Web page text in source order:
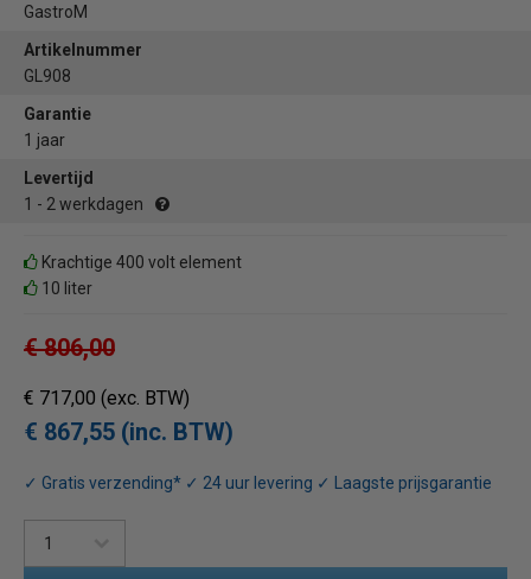
GastroM
Artikelnummer
GL908
Garantie
1 jaar
Levertijd
1 - 2 werkdagen
Krachtige 400 volt element
10 liter
€ 806,00
€ 717,00 (exc. BTW)
€ 867,55 (inc. BTW)
✓ Gratis verzending* ✓ 24 uur levering ✓ Laagste prijsgarantie